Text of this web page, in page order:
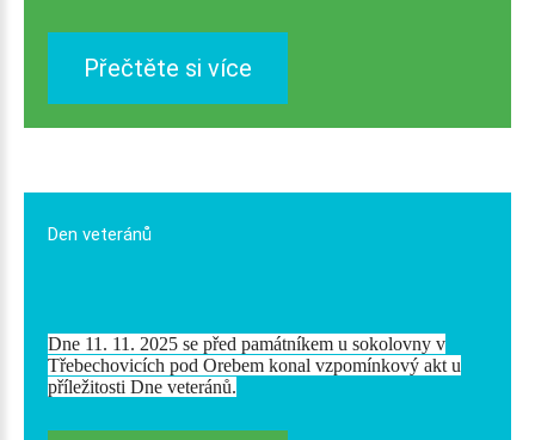
Přečtěte si více
Den veteránů
Dne 11. 11. 2025 se před památníkem u sokolovny v
Třebechovicích pod Orebem konal vzpomínkový akt u
příležitosti Dne veteránů.